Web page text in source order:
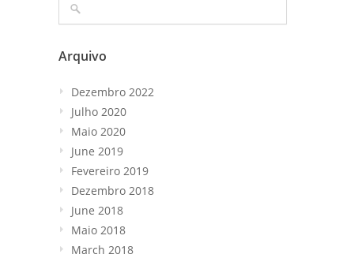
Arquivo
Dezembro 2022
Julho 2020
Maio 2020
June 2019
Fevereiro 2019
Dezembro 2018
June 2018
Maio 2018
March 2018